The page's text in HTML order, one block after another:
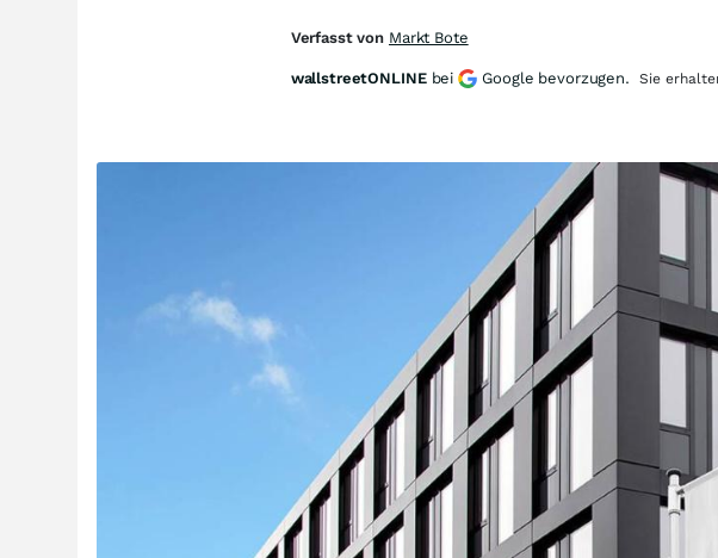
Verfasst von Markt Bote
wallstreetONLINE bei Google bevorzugen. Sie